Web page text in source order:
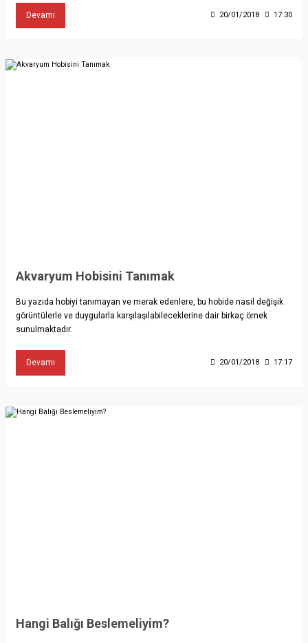
Devamı 20/01/2018 17:30
Akvaryum Hobisini Tanımak
Bu yazıda hobiyi tanımayan ve merak edenlere, bu hobide nasıl değişik
görüntülerle ve duygularla karşılaşılabileceklerine dair birkaç örnek
sunulmaktadır.
Devamı 20/01/2018 17:17
Hangi Balığı Beslemeliyim?